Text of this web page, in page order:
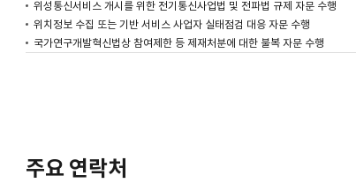
E. 조세·분쟁
우주항공산업 관련 조세 전략 수립
위성통신서비스 개시를 위한 전기통신사업법 및 전파법 규제 자문 수행
위치정보 수집 또는 기반 서비스 사업자 실태점검 대응 자문 수행
국가연구개발혁신법상 참여제한 등 제재처분에 대한 불복 자문 수행
주요 연락처